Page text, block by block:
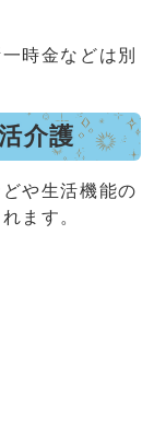
時金などは別
介護
や生活機能の
ます。